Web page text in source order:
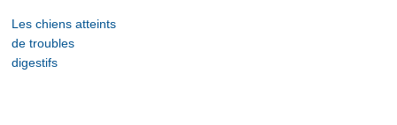
Les chiens atteints
de troubles
digestifs